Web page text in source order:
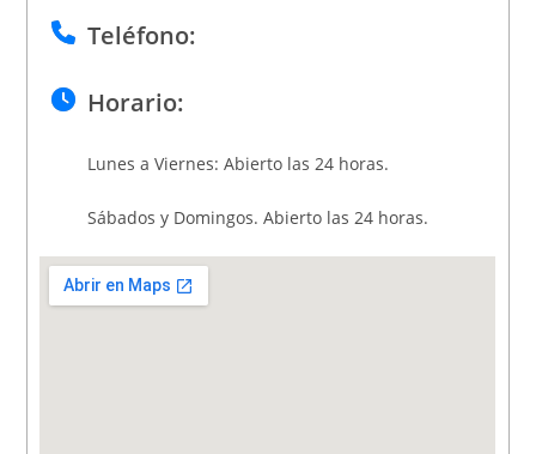
Teléfono:
Horario:
Lunes a Viernes: Abierto las 24 horas.
Sábados y Domingos. Abierto las 24 horas.